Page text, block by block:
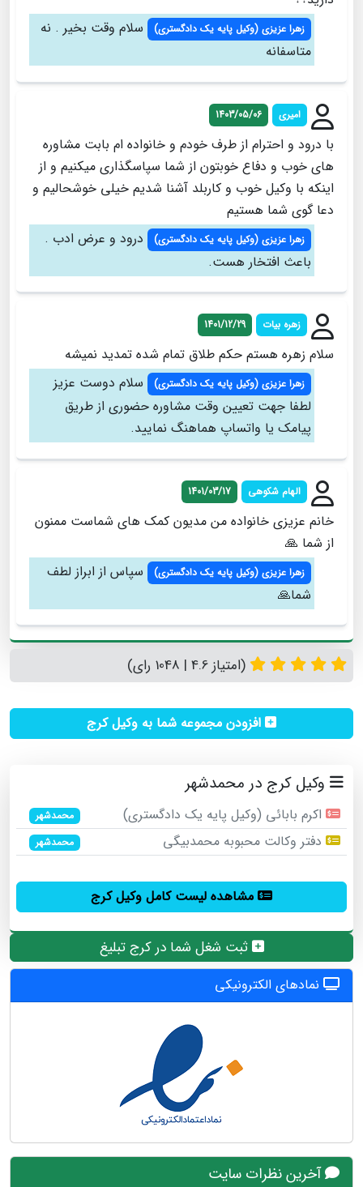
زهرا عزيزی (وكيل پايه يك دادگستري)
سلام وقت بخیر . نه
متاسفانه
امیری 1403/05/06
با درود و احترام از طرف خودم و خانواده ام بابت مشاوره
های خوب و دفاع خوبتون از شما سپاسگذاری میکنیم و از
اینکه با وکیل خوب و کاربلد آشنا شدیم خیلی خوشحالیم و
دعا گوی شما هستیم
زهرا عزيزی (وكيل پايه يك دادگستري)
درود و عرض ادب .
باعث افتخار هست.
زهره بیات 1401/12/29
سلام زهره هستم حکم طلاق تمام شده تمدید نمیشه
زهرا عزيزی (وكيل پايه يك دادگستري)
سلام دوست عزيز
لطفا جهت تعيين وقت مشاوره حضوري از طريق
پيامك يا واتساپ هماهنگ نماييد.
الهام شکوهی 1401/03/17
خانم عزیزی خانواده من مدیون کمک های شماست ممنون
از شما 🙏
زهرا عزيزی (وكيل پايه يك دادگستري)
سپاس از ابراز لطف
شما🙏
(امتیاز 4.6 | 1048 رای)
افزودن مجموعه شما به وکیل کرج
وکیل کرج در محمدشهر
اکرم بابائی (وکیل پایه یک دادگستری) محمدشهر
دفتر وکالت محبوبه محمدبیگی محمدشهر
مشاهده لیست کامل وکیل کرج
ثبت شغل شما در کرج تبلیغ
نمادهای الکترونیکی
آخرین نظرات سایت